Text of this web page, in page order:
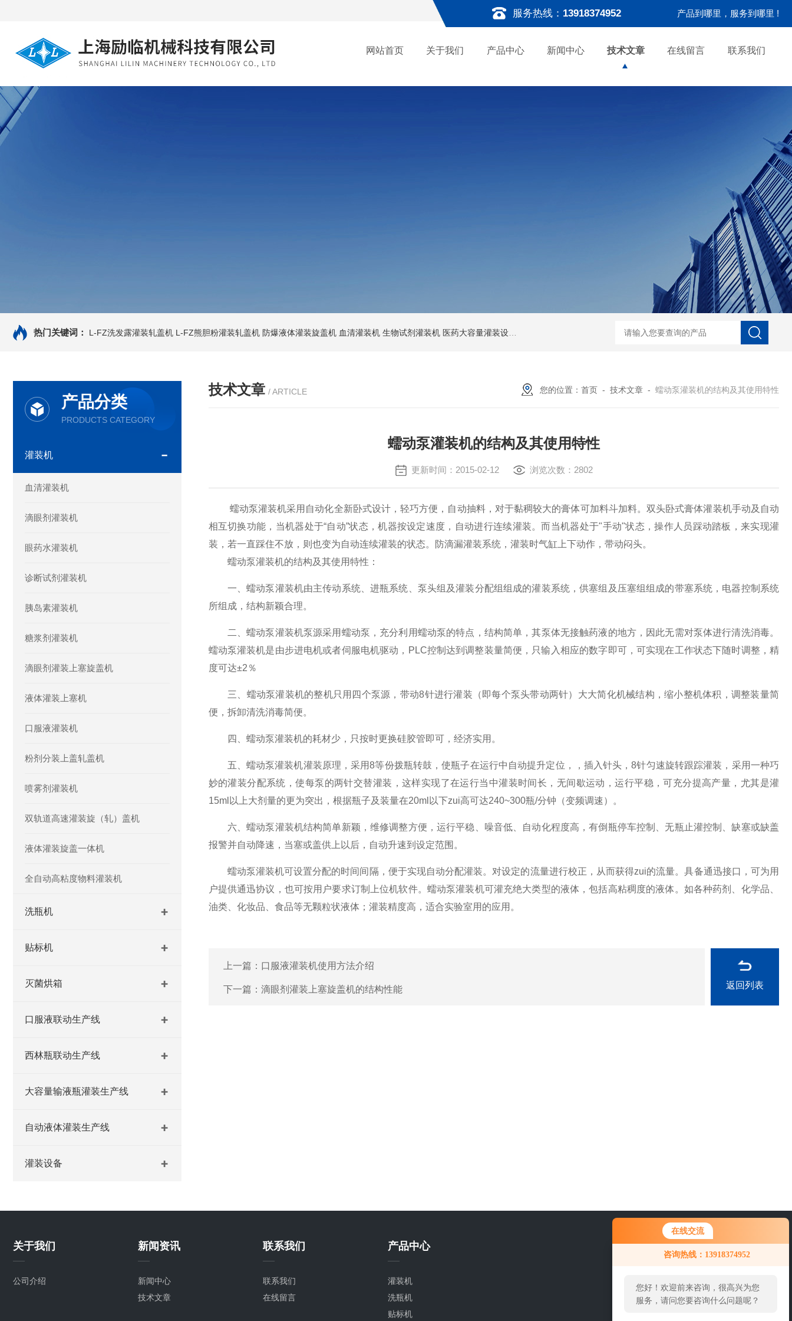
在线交流
咨询热线：13918374952
您好！欢迎前来咨询，很高兴为您
服务，请问您要咨询什么问题呢？
服务热线： 13918374952 产品到哪里，服务到哪里 !
网站首页 关于我们 产品中心 新闻中心 技术文章 在线留言 联系我们
热门关键词： L-FZ洗发露灌装轧盖机 L-FZ熊胆粉灌装轧盖机 防爆液体灌装旋盖机 血清灌装机 生物试剂灌装机 医药大容量灌装设备 节能型口服液联动生产线 洗、烘、灌、封联动生产线 对开门干燥灭菌烘箱
产品分类
PRODUCTS CATEGORY
灌装机
血清灌装机
滴眼剂灌装机
眼药水灌装机
诊断试剂灌装机
胰岛素灌装机
糖浆剂灌装机
滴眼剂灌装上塞旋盖机
液体灌装上塞机
口服液灌装机
粉剂分装上盖轧盖机
喷雾剂灌装机
双轨道高速灌装旋（轧）盖机
液体灌装旋盖一体机
全自动高粘度物料灌装机
洗瓶机
贴标机
灭菌烘箱
口服液联动生产线
西林瓶联动生产线
大容量输液瓶灌装生产线
自动液体灌装生产线
灌装设备
技术文章 / ARTICLE 您的位置： 首页 - 技术文章 - 蠕动泵灌装机的结构及其使用特性
蠕动泵灌装机的结构及其使用特性
更新时间：2015-02-12 浏览次数：2802
蠕动泵灌装机采用自动化全新卧式设计，轻巧方便，自动抽料，对于黏稠较大的膏体可加料斗加料。双头卧式膏体灌装机手动及自动
相互切换功能，当机器处于“自动”状态，机器按设定速度，自动进行连续灌装。而当机器处于"手动"状态，操作人员踩动踏板，来实现灌
装，若一直踩住不放，则也变为自动连续灌装的状态。防滴漏灌装系统，灌装时气缸上下动作，带动闷头。
蠕动泵灌装机的结构及其使用特性：
一、蠕动泵灌装机由主传动系统、进瓶系统、泵头组及灌装分配组组成的灌装系统，供塞组及压塞组组成的带塞系统，电器控制系统
所组成，结构新颖合理。
二、蠕动泵灌装机泵源采用蠕动泵，充分利用蠕动泵的特点，结构简单，其泵体无接触药液的地方，因此无需对泵体进行清洗消毒。
蠕动泵灌装机是由步进电机或者伺服电机驱动，PLC控制达到调整装量简便，只输入相应的数字即可，可实现在工作状态下随时调整，精
度可达±2％
三、蠕动泵灌装机的整机只用四个泵源，带动8针进行灌装（即每个泵头带动两针）大大简化机械结构，缩小整机体积，调整装量简
便，拆卸清洗消毒简便。
四、蠕动泵灌装机的耗材少，只按时更换硅胶管即可，经济实用。
五、蠕动泵灌装机灌装原理，采用8等份拨瓶转鼓，使瓶子在运行中自动提升定位，，插入针头，8针匀速旋转跟踪灌装，采用一种巧
妙的灌装分配系统，使每泵的两针交替灌装，这样实现了在运行当中灌装时间长，无间歇运动，运行平稳，可充分提高产量，尤其是灌
15ml以上大剂量的更为突出，根据瓶子及装量在20ml以下zui高可达240~300瓶/分钟（变频调速）。
六、蠕动泵灌装机结构简单新颖，维修调整方便，运行平稳、噪音低、自动化程度高，有倒瓶停车控制、无瓶止灌控制、缺塞或缺盖
报警并自动降速，当塞或盖供上以后，自动升速到设定范围。
蠕动泵灌装机可设置分配的时间间隔，便于实现自动分配灌装。对设定的流量进行校正，从而获得zui的流量。具备通迅接口，可为用
户提供通迅协议，也可按用户要求订制上位机软件。蠕动泵灌装机可灌充绝大类型的液体，包括高粘稠度的液体。如各种药剂、化学品、
油类、化妆品、食品等无颗粒状液体；灌装精度高，适合实验室用的应用。
上一篇： 口服液灌装机使用方法介绍
下一篇： 滴眼剂灌装上塞旋盖机的结构性能 返回列表
关于我们
公司介绍
新闻资讯
新闻中心
技术文章
联系我们
联系我们
在线留言
产品中心
灌装机
洗瓶机
贴标机
21-69236040